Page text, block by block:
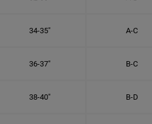
34-35" A-C
36-37" B-C
38-40" B-D